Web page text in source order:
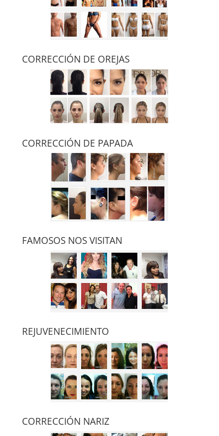
CORRECCIÓN DE OREJAS
CORRECCIÓN DE PAPADA
FAMOSOS NOS VISITAN
REJUVENECIMIENTO
CORRECCIÓN NARIZ